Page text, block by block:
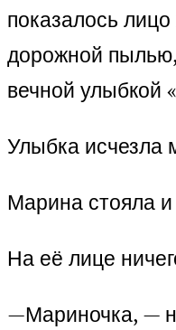
показалось
дорожной
вечной улыбкой
Улыбка исчезла
Марина стояла
На её лице
—Мариночка, —